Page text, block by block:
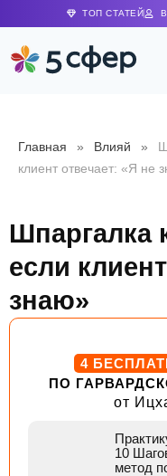
ТОП СТАТЕЙ
Главная » Влияй »
клиент отвечает: «Я не
Шпаргалка
если
знаю»
4
ПО
от
10
метод